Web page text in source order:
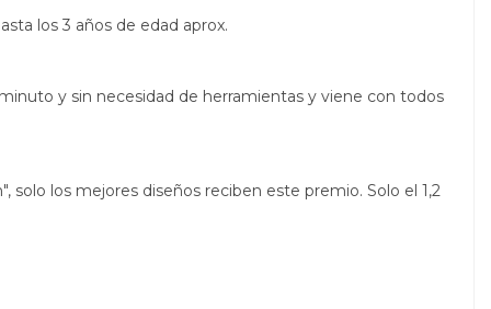
los 3 años de edad aprox.
y sin necesidad de herramientas y viene con todos
los mejores diseños reciben este premio. Solo el 1,2